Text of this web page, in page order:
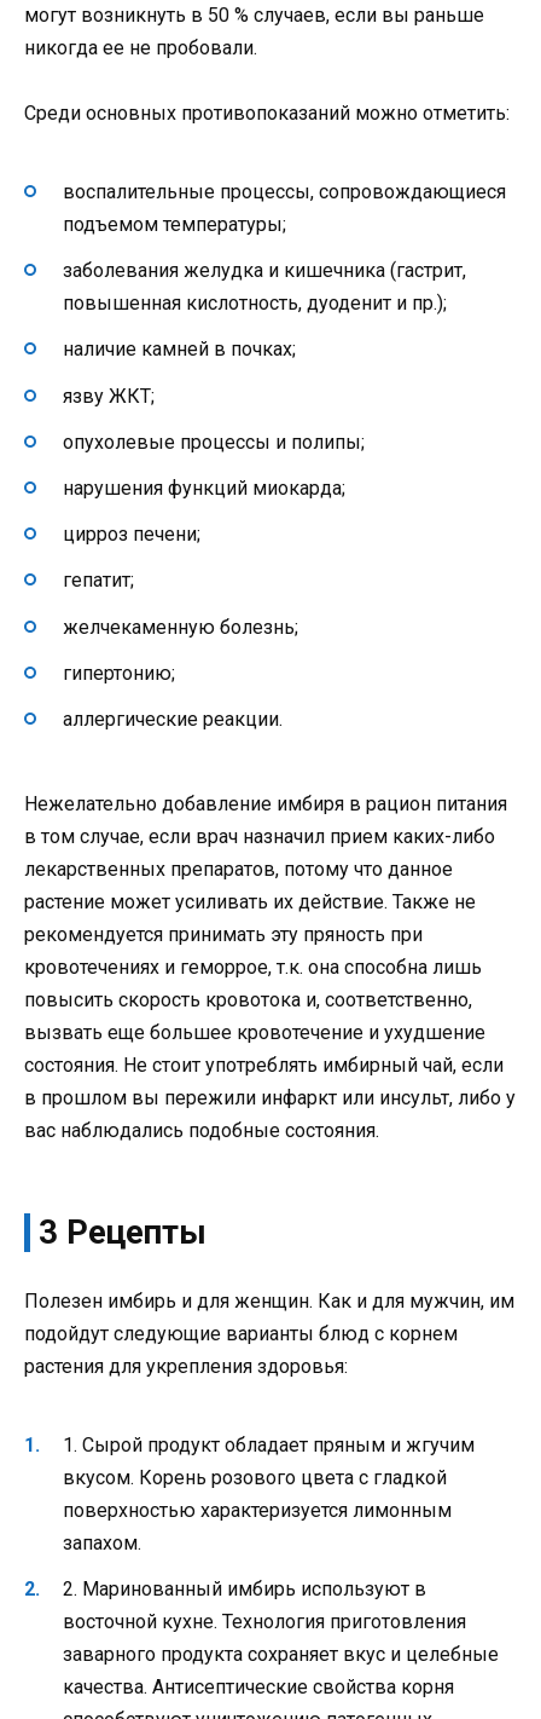
могут возникнуть в 50 % случаев, если вы раньше
никогда ее не пробовали.
Среди основных противопоказаний можно отметить:
воспалительные процессы, сопровождающиеся
подъемом температуры;
заболевания желудка и кишечника (гастрит,
повышенная кислотность, дуоденит и пр.);
наличие камней в почках;
язву ЖКТ;
опухолевые процессы и полипы;
нарушения функций миокарда;
цирроз печени;
гепатит;
желчекаменную болезнь;
гипертонию;
аллергические реакции.
Нежелательно добавление имбиря в рацион питания
в том случае, если врач назначил прием каких-либо
лекарственных препаратов, потому что данное
растение может усиливать их действие. Также не
рекомендуется принимать эту пряность при
кровотечениях и геморрое, т.к. она способна лишь
повысить скорость кровотока и, соответственно,
вызвать еще большее кровотечение и ухудшение
состояния. Не стоит употреблять имбирный чай, если
в прошлом вы пережили инфаркт или инсульт, либо у
вас наблюдались подобные состояния.
3 Рецепты
Полезен имбирь и для женщин. Как и для мужчин, им
подойдут следующие варианты блюд с корнем
растения для укрепления здоровья:
1. Сырой продукт обладает пряным и жгучим
вкусом. Корень розового цвета с гладкой
поверхностью характеризуется лимонным
запахом.
2. Маринованный имбирь используют в
восточной кухне. Технология приготовления
заварного продукта сохраняет вкус и целебные
качества. Антисептические свойства корня